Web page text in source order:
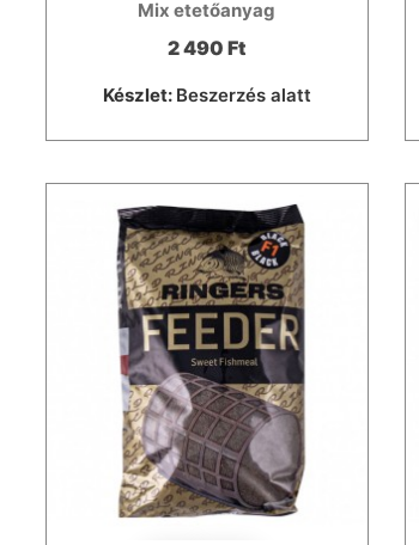
Mix etetőanyag
2 490 Ft
Készlet: Beszerzés alatt